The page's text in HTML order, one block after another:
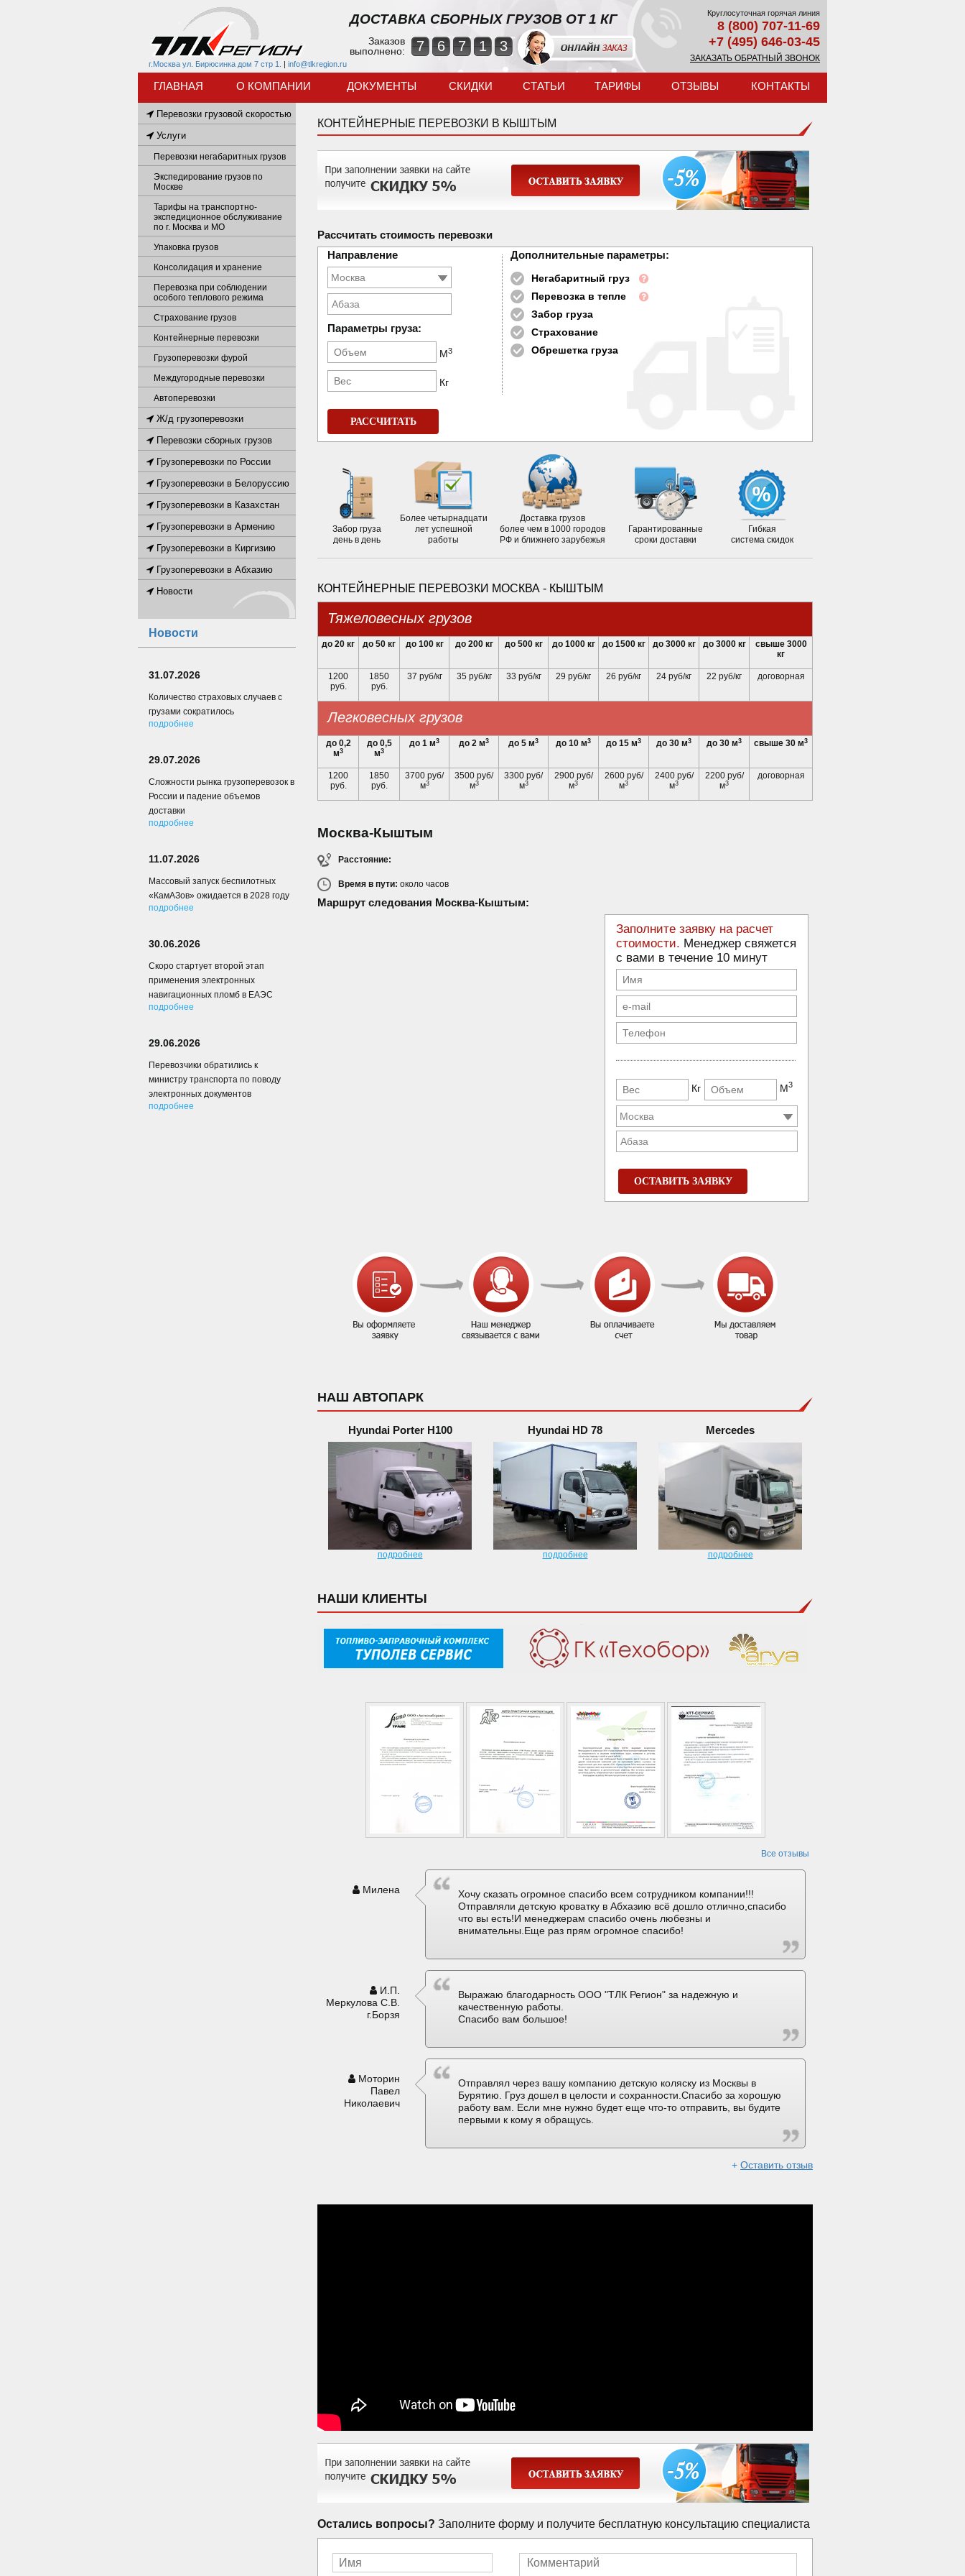
г.Москва ул. Бирюсинка дом 7 стр 1. | info@tlkregion.ru
ДОСТАВКА СБОРНЫХ ГРУЗОВ ОТ 1 КГ
Заказов
выполнено:
7 6 7 1 3
Круглосуточная горячая линия
8 (800) 707-11-69
+7 (495) 646-03-45
ЗАКАЗАТЬ ОБРАТНЫЙ ЗВОНОК
ГЛАВНАЯ О КОМПАНИИ ДОКУМЕНТЫ СКИДКИ СТАТЬИ ТАРИФЫ ОТЗЫВЫ КОНТАКТЫ
КОНТЕЙНЕРНЫЕ ПЕРЕВОЗКИ В КЫШТЫМ
Рассчитать стоимость перевозки
Направление
Абаза
Параметры груза:
М3
Кг
Дополнительные параметры:
Негабаритный груз
Перевозка в тепле
Забор груза
Страхование
Обрешетка груза
РАССЧИТАТЬ
Забор груза
день в день
Более четырнадцати
лет успешной
работы
Доставка грузов
более чем в 1000 городов
РФ и ближнего зарубежья
Гарантированные
сроки доставки
Гибкая
система скидок
КОНТЕЙНЕРНЫЕ ПЕРЕВОЗКИ МОСКВА - КЫШТЫМ
Тяжеловесных грузов
до 20 кг до 50 кг до 100 кг до 200 кг до 500 кг до 1000 кг до 1500 кг до 3000 кг до 3000 кг
свыше 3000
кг
1200
руб.
1850
руб.
37 руб/кг 35 руб/кг 33 руб/кг 29 руб/кг 26 руб/кг 24 руб/кг 22 руб/кг договорная
Легковесных грузов
до 0,2
м3
до 0,5
м3
до 1 м3 до 2 м3 до 5 м3 до 10 м3 до 15 м3 до 30 м3 до 30 м3 свыше 30 м3
1200
руб.
1850
руб.
3700 руб/
м3
3500 руб/
м3
3300 руб/
м3
2900 руб/
м3
2600 руб/
м3
2400 руб/
м3
2200 руб/
м3
договорная
Москва-Кыштым
Расстояние:
Время в пути: около часов
Маршрут следования Москва-Кыштым:
Заполните заявку на расчет
стоимости. Менеджер свяжется
с вами в течение 10 минут
Кг М3
Абаза
ОСТАВИТЬ ЗАЯВКУ
НАШ АВТОПАРК
Hyundai Porter H100
подробнее
Hyundai HD 78
подробнее
Mercedes
подробнее
НАШИ КЛИЕНТЫ
Все отзывы
Милена
Хочу сказать огромное спасибо всем сотрудником компании!!!
Отправляли детскую кроватку в Абхазию всё дошло отлично,спасибо
что вы есть!И менеджерам спасибо очень любезны и
внимательны.Еще раз прям огромное спасибо!
И.П.
Меркулова С.В.
г.Борзя
Выражаю благодарность ООО "ТЛК Регион" за надежную и
качественную работы.
Спасибо вам большое!
Моторин
Павел
Николаевич
Отправлял через вашу компанию детскую коляску из Москвы в
Бурятию. Груз дошел в целости и сохранности.Спасибо за хорошую
работу вам. Если мне нужно будет еще что-то отправить, вы будите
первыми к кому я обращусь.
+ Оставить отзыв
Остались вопросы? Заполните форму и получите бесплатную консультацию специалиста
Перевозки грузовой скоростью
Услуги
Перевозки негабаритных грузов
Экспедирование грузов по
Москве
Тарифы на транспортно-
экспедиционное обслуживание
по г. Москва и МО
Упаковка грузов
Консолидация и хранение
Перевозка при соблюдении
особого теплового режима
Страхование грузов
Контейнерные перевозки
Грузоперевозки фурой
Междугородные перевозки
Автоперевозки
Ж/д грузоперевозки
Перевозки сборных грузов
Грузоперевозки по России
Грузоперевозки в Белоруссию
Грузоперевозки в Казахстан
Грузоперевозки в Армению
Грузоперевозки в Киргизию
Грузоперевозки в Абхазию
Новости
Новости
31.07.2026
Количество страховых случаев с
грузами сократилось
подробнее
29.07.2026
Сложности рынка грузоперевозок в
России и падение объемов
доставки
подробнее
11.07.2026
Массовый запуск беспилотных
«КамАЗов» ожидается в 2028 году
подробнее
30.06.2026
Скоро стартует второй этап
применения электронных
навигационных пломб в ЕАЭС
подробнее
29.06.2026
Перевозчики обратились к
министру транспорта по поводу
электронных документов
подробнее